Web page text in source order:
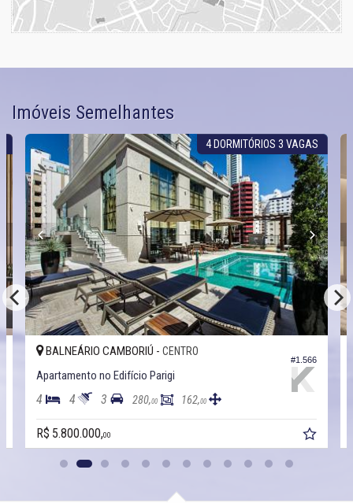
Imóveis Semelhantes
4 DORMITÓRIOS 3 VAGAS
#1.566
BALNEÁRIO CAMBORIÚ - CENTRO
Apartamento no Edifício Parigi
4 4 3 280,00 162,00
R$ 5.800.000,00